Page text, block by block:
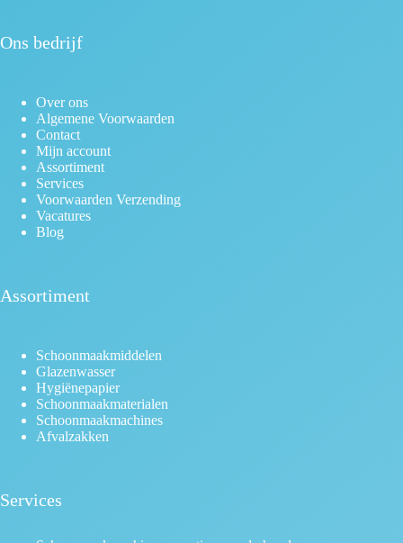
Ons bedrijf
Over ons
Algemene Voorwaarden
Contact
Mijn account
Assortiment
Services
Voorwaarden Verzending
Vacatures
Blog
Assortiment
Schoonmaakmiddelen
Glazenwasser
Hygiënepapier
Schoonmaakmaterialen
Schoonmaakmachines
Afvalzakken
Services